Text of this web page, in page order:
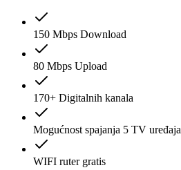
150 Mbps Download
80 Mbps Upload
170+ Digitalnih kanala
Mogućnost spajanja 5 TV uređaja
WIFI ruter gratis